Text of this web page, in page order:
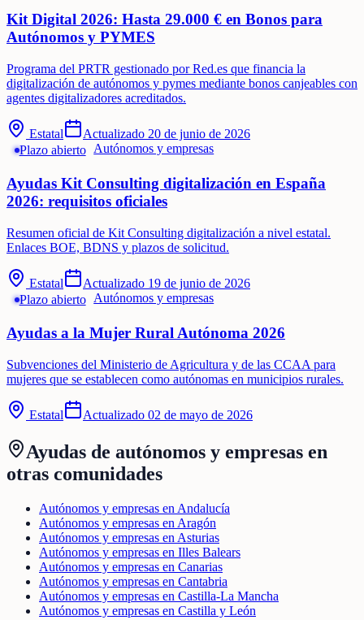
Kit Digital 2026: Hasta 29.000 € en Bonos para
Autónomos y PYMES
Programa del PRTR gestionado por Red.es que financia la
digitalización de autónomos y pymes mediante bonos canjeables con
agentes digitalizadores acreditados.
Estatal Actualizado 20 de junio de 2026
Plazo abierto
Autónomos y empresas
Ayudas Kit Consulting digitalización en España
2026: requisitos oficiales
Resumen oficial de Kit Consulting digitalización a nivel estatal.
Enlaces BOE, BDNS y plazos de solicitud.
Estatal Actualizado 19 de junio de 2026
Plazo abierto
Autónomos y empresas
Ayudas a la Mujer Rural Autónoma 2026
Subvenciones del Ministerio de Agricultura y de las CCAA para
mujeres que se establecen como autónomas en municipios rurales.
Estatal Actualizado 02 de mayo de 2026
Ayudas de autónomos y empresas en
otras comunidades
Autónomos y empresas en Andalucía
Autónomos y empresas en Aragón
Autónomos y empresas en Asturias
Autónomos y empresas en Illes Balears
Autónomos y empresas en Canarias
Autónomos y empresas en Cantabria
Autónomos y empresas en Castilla-La Mancha
Autónomos y empresas en Castilla y León